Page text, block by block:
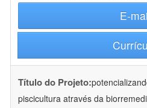
E-
Título do Projeto:
piscicultura através da